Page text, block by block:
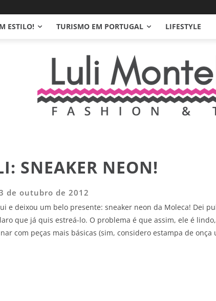
ESTILO! TURISMO EM PORTUGAL LIFESTYLE
SNEAKER NEON!
de outubro de 2012
e deixou um belo presente: sneaker neon da Moleca! Dei
que já quis estreá-lo. O problema é que assim, ele é
com peças mais básicas (sim, considero estampa de onça